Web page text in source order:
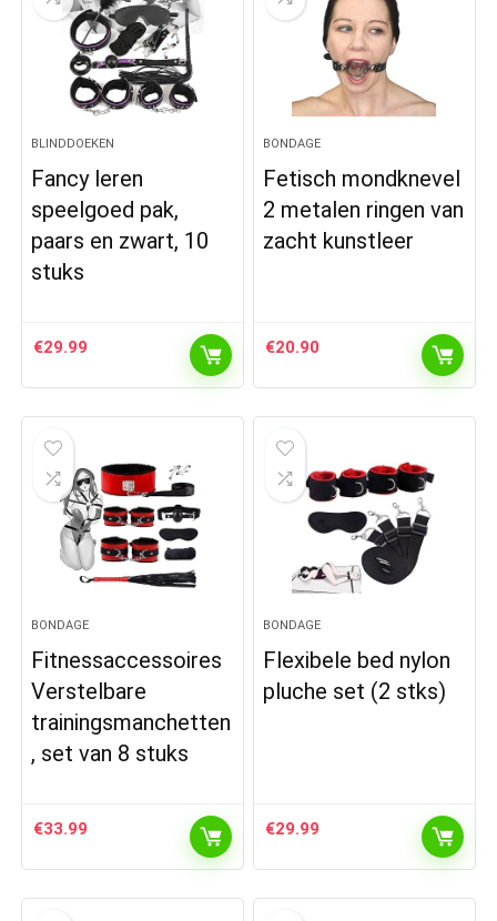
BLINDDOEKEN
Fancy leren
speelgoed pak,
paars en zwart, 10
stuks
€29.99
BONDAGE
Fetisch mondknevel
2 metalen ringen van
zacht kunstleer
€20.90
BONDAGE
Fitnessaccessoires
Verstelbare
trainingsmanchetten
, set van 8 stuks
€33.99
BONDAGE
Flexibele bed nylon
pluche set (2 stks)
€29.99